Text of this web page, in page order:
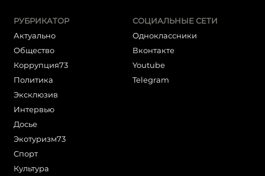
РУБРИКАТОР
Актуально
Общество
Коррупция73
Политика
Эксклюзив
Интервью
Досье
Экотуризм73
Cпорт
Культура
СОЦИАЛЬНЫЕ СЕТИ
Одноклассники
Вконтакте
Youtube
Telegram